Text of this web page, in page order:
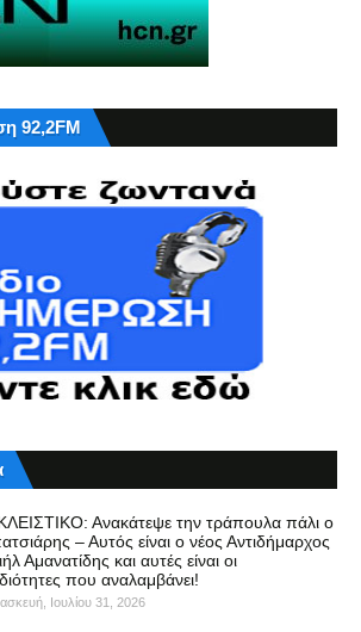
92,2FM
Ανακάτεψε την τράπουλα πάλι ο
– Αυτός είναι ο νέος Αντιδήμαρχος
Αμανατίδης και αυτές είναι οι
που αναλαμβάνει!
Ιουλίου 31, 2026